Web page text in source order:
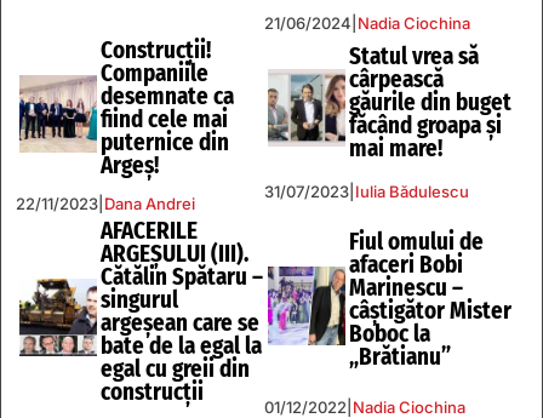
21/06/2024 Nadia Ciochina
Construcții!
Companiile
desemnate ca
fiind cele mai
puternice din
Argeș!
22/11/2023 Dana Andrei
Statul vrea să
cârpească
găurile din buget
făcând groapa și
mai mare!
31/07/2023 Iulia Bădulescu
AFACERILE
ARGEȘULUI (III).
Cătălin Spătaru –
singurul
argeşean care se
bate de la egal la
egal cu greii din
construcţii
Fiul omului de
afaceri Bobi
Marinescu –
câștigător Mister
Boboc la
„Brătianu”
01/12/2022 Nadia Ciochina